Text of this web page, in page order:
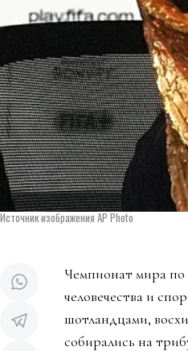
Источник изображения AP Photo
Чемпионат мира по
человечества и
шотландцами,
собирались на